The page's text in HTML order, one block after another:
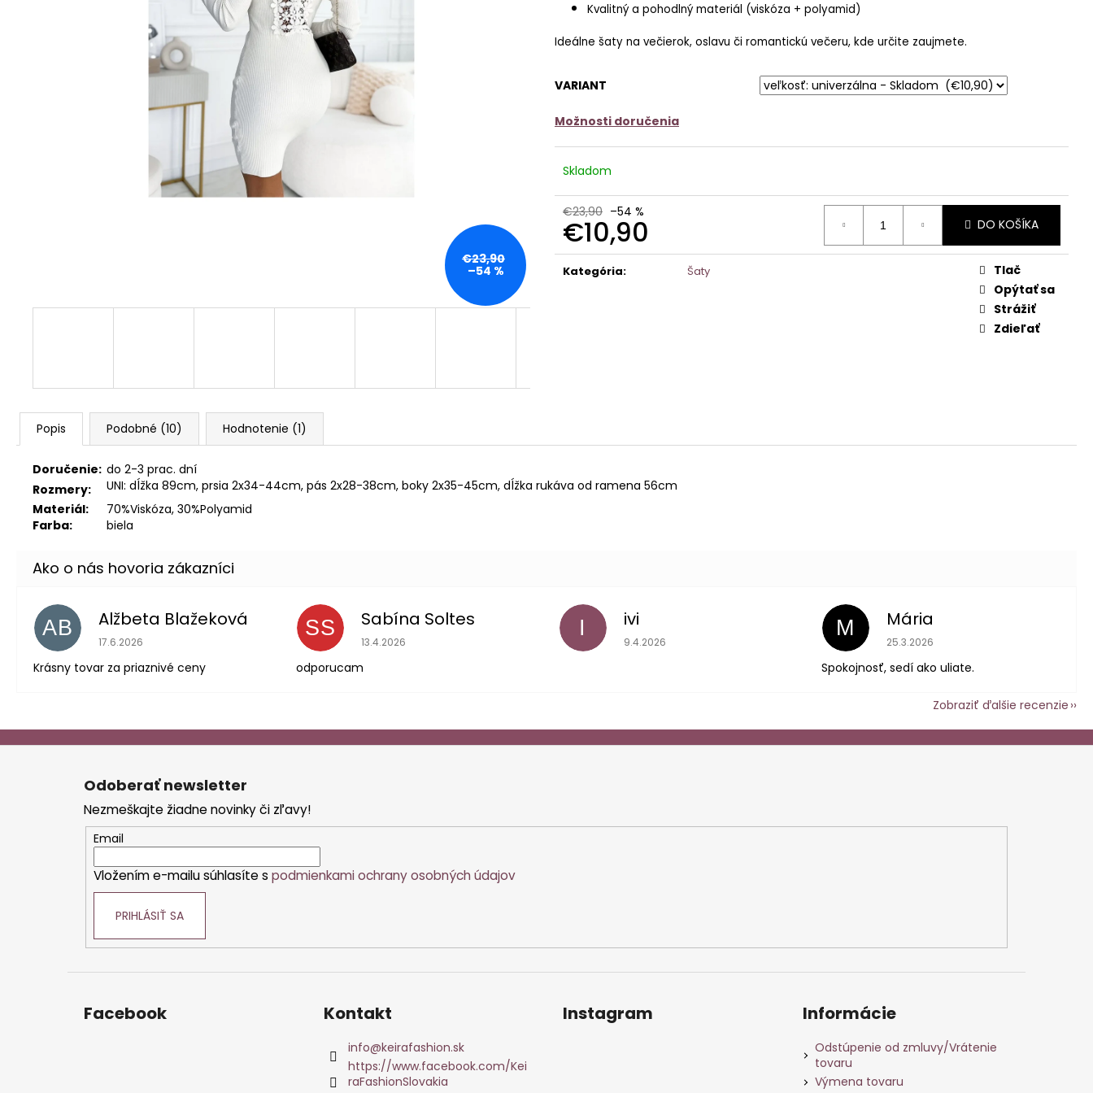
Kvalitný a pohodlný materiál (viskóza + polyamid)
Ideálne šaty na večierok, oslavu či romantickú večeru, kde určite zaujmete.
VARIANT
Možnosti doručenia
Skladom
€23,90 –54 %
€10,90
Jednotková
cena:
DO KOŠÍKA
Kategória: Šaty
Tlač
Opýtať sa
Strážiť
Zdieľať
€23,90
–54 %
Popis Podobné (10) Hodnotenie (1)
Doručenie: do 2-3 prac. dní
Rozmery:
UNI: dĺžka 89cm, prsia 2x34-44cm, pás 2x28-38cm, boky 2x35-45cm, dĺžka rukáva od ramena 56cm
Materiál:
70%Viskóza, 30%Polyamid
Farba:
biela
AB Alžbeta Blažeková
Hodnotenie obchodu je 5 z 5 hviezdičiek.
17.6.2026
Krásny tovar za priaznivé ceny
SS Sabína Soltes
Hodnotenie obchodu je 5 z 5 hviezdičiek.
13.4.2026
odporucam
I ivi
Hodnotenie obchodu je 5 z 5 hviezdičiek.
9.4.2026
M Mária
Hodnotenie obchodu je 5 z 5
25.3.2026
Spokojnosť, sedí ako uliate.
Zobraziť ďalšie recenzie
Z
Odoberať newsletter
Nezmeškajte žiadne novinky či zľavy!
Email
Vložením e-mailu súhlasíte s podmienkami ochrany osobných údajov
PRIHLÁSIŤ SA
Facebook Kontakt
info@keirafashion.sk
https://www.facebook.com/Kei
raFashionSlovakia
Instagram Informácie
Odstúpenie od zmluvy/Vrátenie
tovaru
Výmena tovaru